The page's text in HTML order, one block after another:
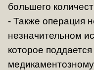
большего
- Также операция
незначительном
которое